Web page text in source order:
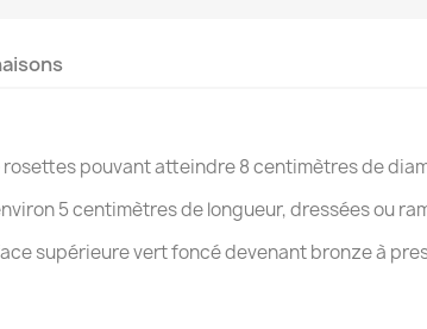
pouvant atteindre 8 centimètres de
5 centimètres de longueur, dressées ou
supérieure vert foncé devenant bronze à